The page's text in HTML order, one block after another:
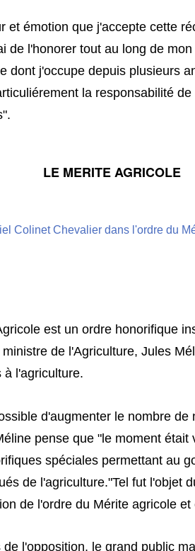
et émotion que j'accepte cette
de l'honorer tout au long de
dont j'occupe depuis plusieurs
la responsabilité
LE MERITE AGRICOLE
est un ordre honorifique
ministre de l'Agriculture, Jules
à l'agriculture.
d'augmenter le nombre de
pense que "le moment était
spéciales permettant au
de l'agriculture."Tel fut l'objet
de l'ordre du Mérite agricole
l'opposition, le grand public